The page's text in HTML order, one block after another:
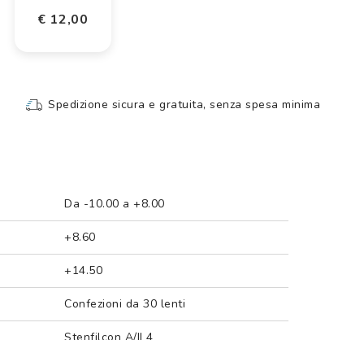
€ 12,00
Spedizione sicura e gratuita, senza spesa minima
Da -10.00 a +8.00
+8.60
+14.50
Confezioni da 30 lenti